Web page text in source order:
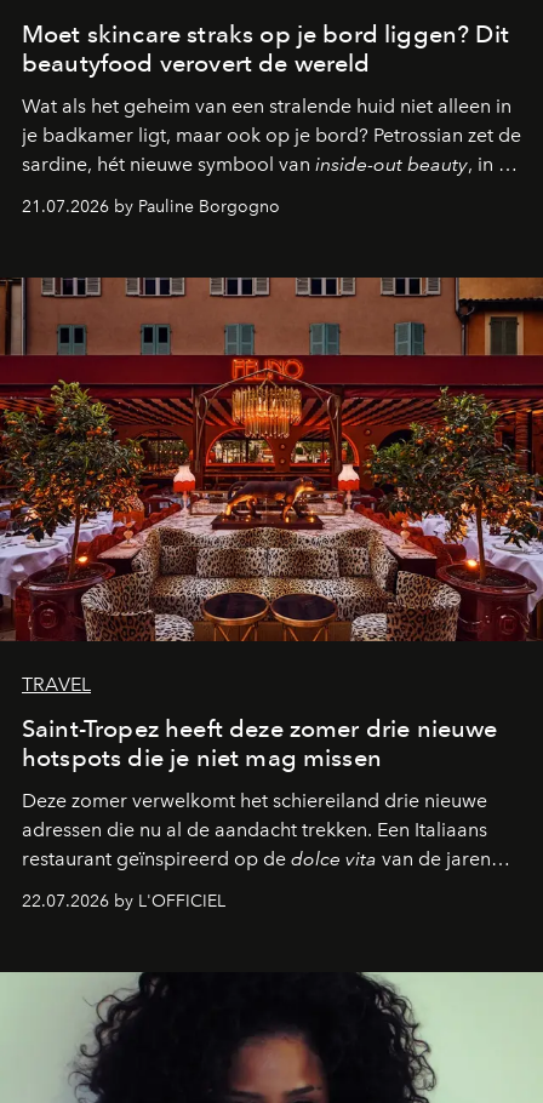
Moet skincare straks op je bord liggen? Dit
beautyfood verovert de wereld
Wat als het geheim van een stralende huid niet alleen in
je badkamer ligt, maar ook op je bord? Petrossian zet de
sardine, hét nieuwe symbool van inside-out beauty, in de
kijker met twee gastronomische creaties.
21.07.2026 by Pauline Borgogno
TRAVEL
Saint-Tropez heeft deze zomer drie nieuwe
hotspots die je niet mag missen
Deze zomer verwelkomt het schiereiland drie nieuwe
adressen die nu al de aandacht trekken. Een Italiaans
restaurant geïnspireerd op de dolce vita van de jaren
zestig, een Japanse hotspot die na zonsondergang
verandert in een bruisende ontmoetingsplek en de
neerstrijkt in Saint-Tropez. Dit zijn de nieuwe adressen
die deze zomer de toon zetten, van lange lunches tot
zwoele nachten.
22.07.2026 by L'OFFICIEL